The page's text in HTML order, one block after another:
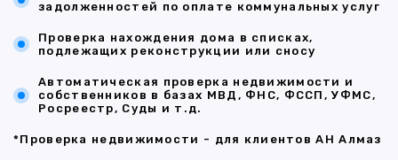
задолженностей по оплате коммунальных услуг
Проверка нахождения дома в списках,
подлежащих реконструкции или сносу
Автоматическая проверка недвижимости и
собственников в базах МВД, ФНС, ФССП, УФМС,
Росреестр, Суды и т.д.
*Проверка недвижимости - для клиентов АН Алмаз